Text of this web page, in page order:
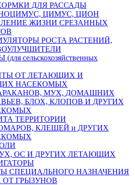
ДЛЯ РАССАДЫ
ЦИМУС, ЦИОН
ЖИЗНИ СРЕЗАННЫХ
РОСТА РАСТЕНИЙ,
сельскохозяйственных
ОТ ЛЕТАЮЩИХ И
НАСЕКОМЫХ
МУХ, ДОМАШНИХ
БЛОХ, КЛОПОВ И ДРУГИХ
ТЕРРИТОРИИ
КЛЕЩЕЙ и ДРУГИХ
ОС И ДРУГИХ ЛЕТАЮЩИХ
СПЕЦИАЛЬНОГО НАЗНАЧЕНИЯ
ОТ ГРЫЗУНОВ